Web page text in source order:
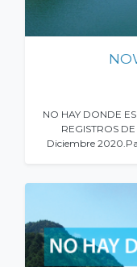
NO HAY DONDE
REGISTROS
Diciembre